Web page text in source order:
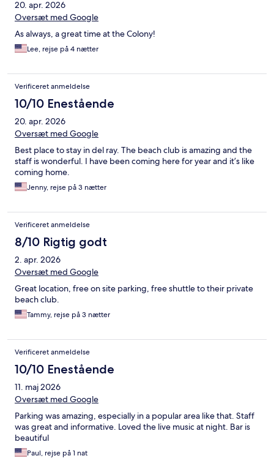
20. apr. 2026
Oversæt med Google
As always, a great time at the Colony!
Lee, rejse på 4 nætter
Verificeret anmeldelse
10/10 Enestående
20. apr. 2026
Oversæt med Google
Best place to stay in del ray. The beach club is amazing and the
staff is wonderful. I have been coming here for year and it’s like
coming home.
Jenny, rejse på 3 nætter
Verificeret anmeldelse
8/10 Rigtig godt
2. apr. 2026
Oversæt med Google
Great location, free on site parking, free shuttle to their private
beach club.
Tammy, rejse på 3 nætter
Verificeret anmeldelse
10/10 Enestående
11. maj 2026
Oversæt med Google
Parking was amazing, especially in a popular area like that. Staff
was great and informative. Loved the live music at night. Bar is
beautiful
Paul, rejse på 1 nat